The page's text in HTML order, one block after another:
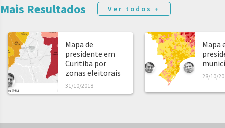
Mais Resultados Ver todos +
Mapa de
presidente em
Curitiba por
zonas eleitorais
31/10/2018
Mapa
28/10/